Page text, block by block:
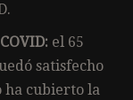
el 65
satisfecho
ha cubierto la